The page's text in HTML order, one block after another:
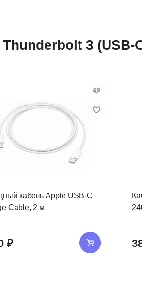
3
кабель Apple USB-C
Cable, 2 м
₽